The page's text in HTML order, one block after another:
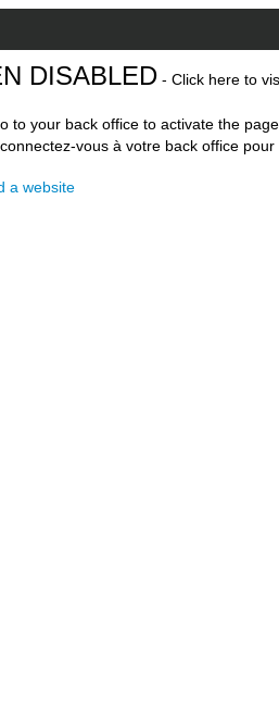
DISABLED - Click here to
to your back office to activate the
vous à votre back office
a website